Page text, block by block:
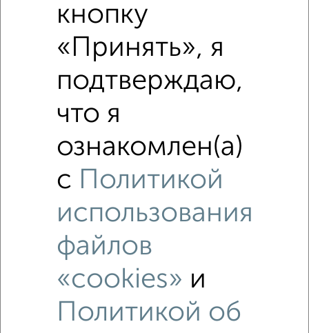
Это предложение
Похожие предложения рядом
2‑комнатные квартиры недалеко от Московская 5
кнопку
«Принять», я
подтверждаю,
что я
ознакомлен(а)
с Политикой
использования
файлов
«cookies» и
Политикой об